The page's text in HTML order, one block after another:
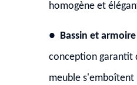
homogène et
● Bassin et
conception garantit
meuble